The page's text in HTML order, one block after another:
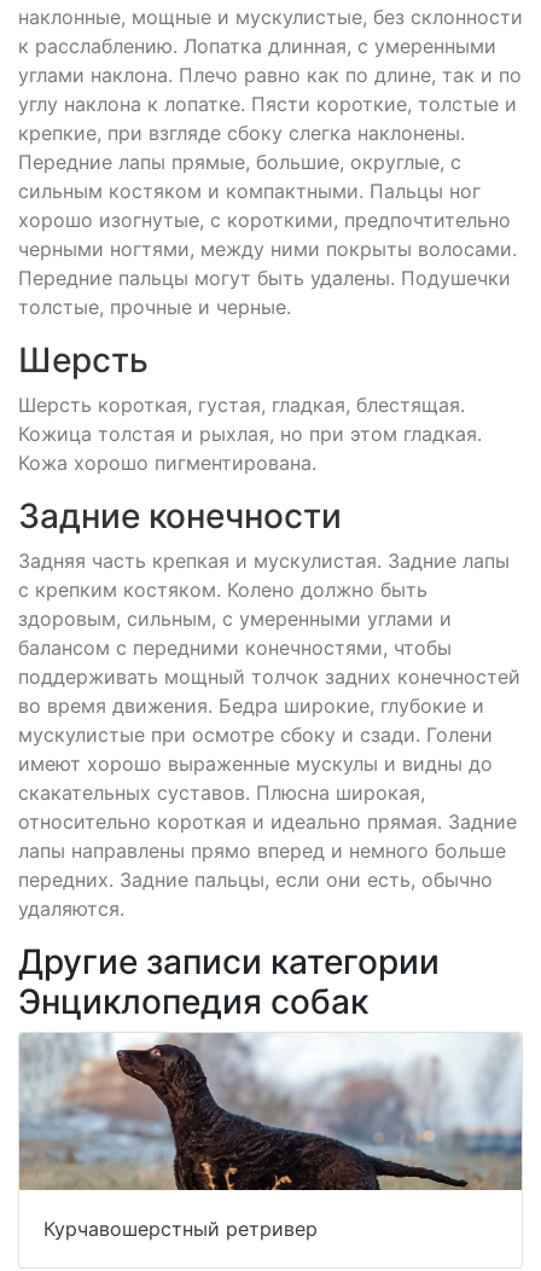
наклонные, мощные и мускулистые, без склонности
к расслаблению. Лопатка длинная, с умеренными
углами наклона. Плечо равно как по длине, так и по
углу наклона к лопатке. Пясти короткие, толстые и
крепкие, при взгляде сбоку слегка наклонены.
Передние лапы прямые, большие, округлые, с
сильным костяком и компактными. Пальцы ног
хорошо изогнутые, с короткими, предпочтительно
черными ногтями, между ними покрыты волосами.
Передние пальцы могут быть удалены. Подушечки
толстые, прочные и черные.
Шерсть
Шерсть короткая, густая, гладкая, блестящая.
Кожица толстая и рыхлая, но при этом гладкая.
Кожа хорошо пигментирована.
Задние конечности
Задняя часть крепкая и мускулистая. Задние лапы
с крепким костяком. Колено должно быть
здоровым, сильным, с умеренными углами и
балансом с передними конечностями, чтобы
поддерживать мощный толчок задних конечностей
во время движения. Бедра широкие, глубокие и
мускулистые при осмотре сбоку и сзади. Голени
имеют хорошо выраженные мускулы и видны до
скакательных суставов. Плюсна широкая,
относительно короткая и идеально прямая. Задние
лапы направлены прямо вперед и немного больше
передних. Задние пальцы, если они есть, обычно
удаляются.
Другие записи категории
Энциклопедия собак
Курчавошерстный ретривер